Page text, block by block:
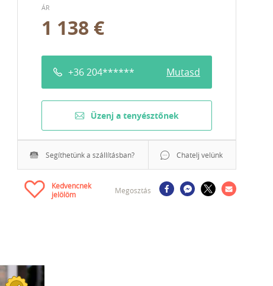
ÁR
1 138 €
+36 204****** Mutasd
Üzenj a tenyésztőnek
Segíthetünk a szállításban? Chatelj velünk
Kedvencnek
jelölöm
Megosztás